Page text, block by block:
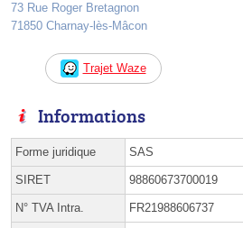
73 Rue Roger Bretagnon
71850 Charnay-lès-Mâcon
Trajet Waze
Informations
Forme juridique SAS
SIRET 98860673700019
N° TVA Intra. FR21988606737